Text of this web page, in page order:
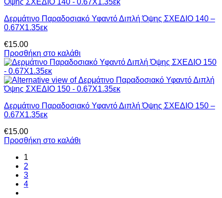
Δερμάτινο Παραδοσιακό Υφαντό Διπλή Όψης ΣΧΕΔΙΟ 140 –
0.67Χ1.35εκ
€15.00
Προσθήκη στο καλάθι
Δερμάτινο Παραδοσιακό Υφαντό Διπλή Όψης ΣΧΕΔΙΟ 150 –
0.67Χ1.35εκ
€15.00
Προσθήκη στο καλάθι
1
2
3
4